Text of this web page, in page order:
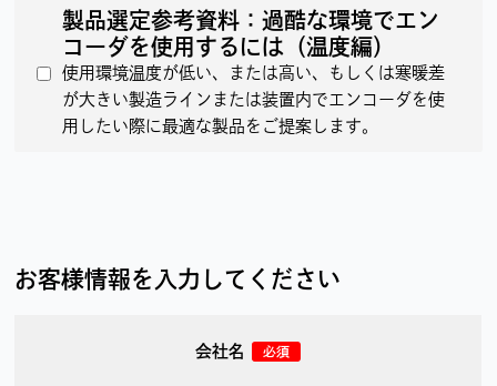
製品選定参考資料：過酷な環境でエン
コーダを使用するには（温度編）
使用環境温度が低い、または高い、もしくは寒暖差
が大きい製造ラインまたは装置内でエンコーダを使
用したい際に最適な製品をご提案します。
お客様情報を入力してください
会社名